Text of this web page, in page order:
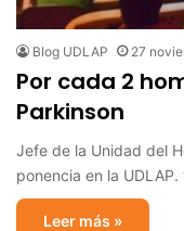
Blog UDLAP 27
Por cada 2
Parkinson
Jefe de la Unidad del
ponencia en la
Leer más »